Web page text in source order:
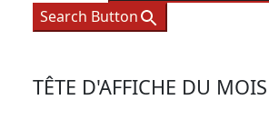
Search Button
TÊTE D'AFFICHE DU